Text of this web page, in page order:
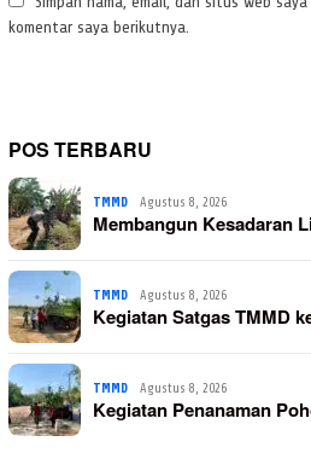
komentar saya berikutnya.
POS TERBARU
TMMD Agustus 8, 2026
Membangun Kesadaran
TMMD Agustus 8, 2026
Kegiatan Satgas TMMD
TMMD Agustus 8, 2026
Kegiatan Penanaman